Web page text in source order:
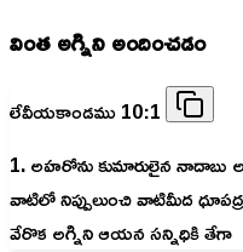
వింత అగ్నిని అందించడం
లేవీయకాండము 10:1
1. అహరోను కుమారులైన నాదాబు
వాటిలో నిప్పులుంచి వాటిమీద
వేరొక అగ్నిని ఆయన సన్నిధికి తేగా